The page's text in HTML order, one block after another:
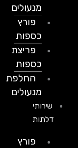
מנעולים
פורץ
כספות
פריצת
כספות
החלפת
מנעולים
שירותי
דלתות
פורץ